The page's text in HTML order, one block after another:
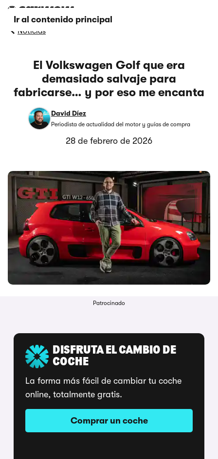
Ir al contenido principal
Noticias
El Volkswagen Golf que era
demasiado salvaje para
fabricarse… y por eso me encanta
David Díez
Periodista de actualidad del motor y guías de compra
28 de febrero de 2026
Patrocinado
DISFRUTA EL CAMBIO DE
COCHE
La forma más fácil de cambiar tu coche
online, totalmente gratis.
Comprar un coche